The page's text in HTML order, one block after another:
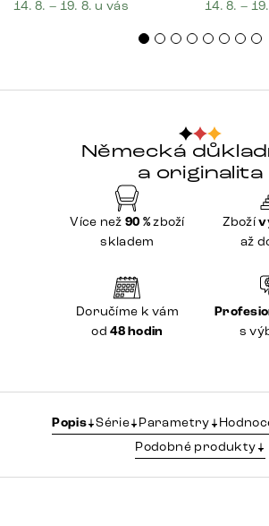
14. 8. – 19. 8. u vás 14. 8. –
Německá
a originalita
Více než 90 %zboží
skladem
Zboží
až
Doručíme k vám
od48 hodin
s
Popis Série Parametry
Podobné produkty